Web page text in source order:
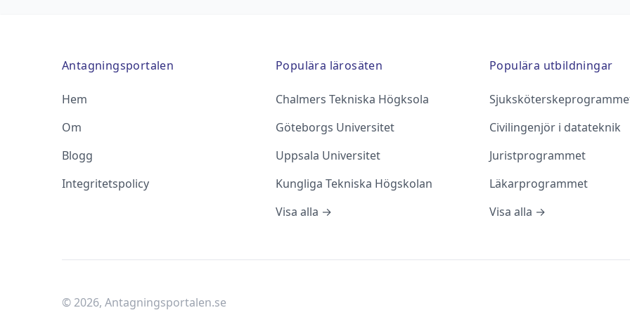
Antagningsportalen
Hem
Om
Blogg
Integritetspolicy
Populära lärosäten
Chalmers Tekniska Högksola
Göteborgs Universitet
Uppsala Universitet
Kungliga Tekniska Högskolan
Visa alla →
Populära utbildningar
Civilingenjör i datateknik
Juristprogrammet
Läkarprogrammet
Visa alla →
© 2026, Antagningsportalen.se